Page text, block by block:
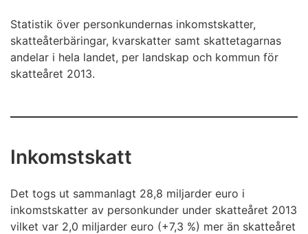
Statistik över personkundernas inkomstskatter,
skatteåterbäringar, kvarskatter samt skattetagarnas
andelar i hela landet, per landskap och kommun för
skatteåret 2013.
Inkomstskatt
Det togs ut sammanlagt 28,8 miljarder euro i
inkomstskatter av personkunder under skatteåret 2013
vilket var 2,0 miljarder euro (+7,3 %) mer än skatteåret